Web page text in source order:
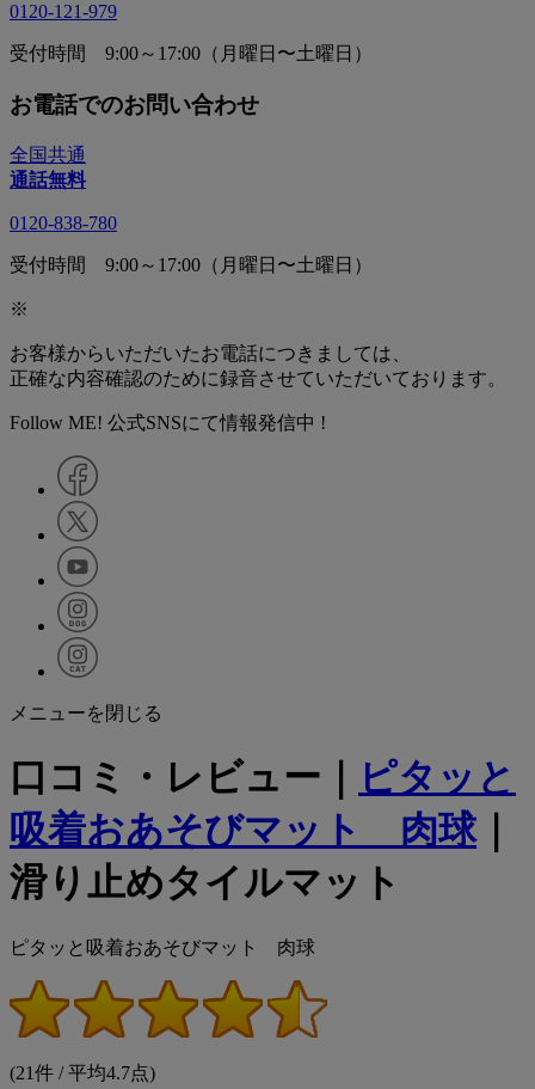
0120-121-979
受付時間 9:00～17:00（月曜日〜土曜日）
お電話でのお問い合わせ
全国共通
通話無料
0120-838-780
受付時間 9:00～17:00（月曜日〜土曜日）
※
お客様からいただいたお電話につきましては、
正確な内容確認のために録音させていただいております。
Follow ME! 公式SNSにて情報発信中 !
メニューを閉じる
口コミ・レビュー｜
ピタッと
吸着おあそびマット 肉球｜
滑り止めタイルマット
ピタッと吸着おあそびマット 肉球
(21件 / 平均4.7点)